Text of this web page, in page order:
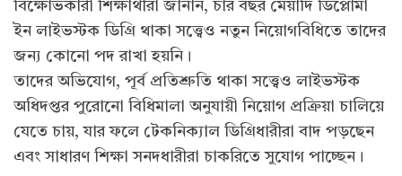
বিক্ষোভকারী শিক্ষার্থীরা জানান, চার বছর মেয়াদি ডিপ্লোমা
ইন লাইভস্টক ডিগ্রি থাকা সত্ত্বেও নতুন নিয়োগবিধিতে তাদের
জন্য কোনো পদ রাখা হয়নি।
তাদের অভিযোগ, পূর্ব প্রতিশ্রুতি থাকা সত্ত্বেও লাইভস্টক
অধিদপ্তর পুরোনো বিধিমালা অনুযায়ী নিয়োগ প্রক্রিয়া চালিয়ে
যেতে চায়, যার ফলে টেকনিক্যাল ডিগ্রিধারীরা বাদ পড়ছেন
এবং সাধারণ শিক্ষা সনদধারীরা চাকরিতে সুযোগ পাচ্ছেন।